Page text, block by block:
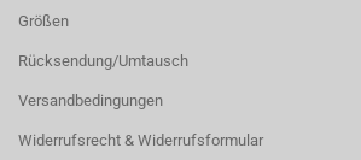
Größen
Rücksendung/Umtausch
Versandbedingungen
Widerrufsrecht & Widerrufsformular